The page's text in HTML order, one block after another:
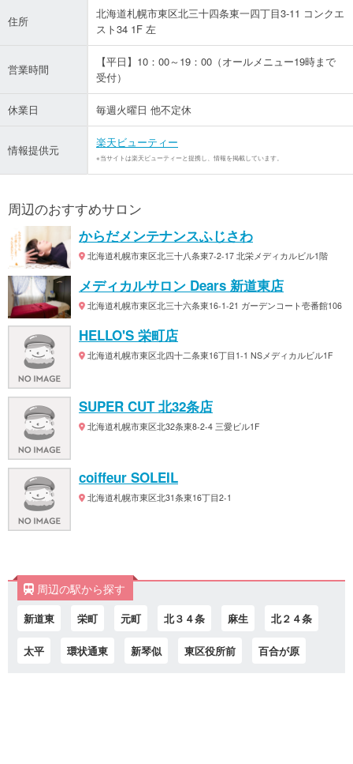
住所
北海道札幌市東区北三十四条東一四丁目3-11 コンクエ
スト34 1F 左
営業時間
【平日】10：00～19：00（オールメニュー19時まで
受付）
休業日 毎週火曜日 他不定休
情報提供元
楽天ビューティー
※当サイトは楽天ビューティーと提携し、情報を掲載しています。
周辺のおすすめサロン
からだメンテナンスふじさわ
北海道札幌市東区北三十八条東7-2-17 北栄メディカルビル1階
メディカルサロン Dears 新道東店
北海道札幌市東区北三十六条東16-1-21 ガーデンコート壱番館106
HELLO'S 栄町店
北海道札幌市東区北四十二条東16丁目1-1 NSメディカルビル1F
SUPER CUT 北32条店
北海道札幌市東区北32条東8-2-4 三愛ビル1F
coiffeur SOLEIL
北海道札幌市東区北31条東16丁目2-1
周辺の駅から探す
新道東 栄町 元町 北３４条 麻生 北２４条
太平 環状通東 新琴似 東区役所前 百合が原